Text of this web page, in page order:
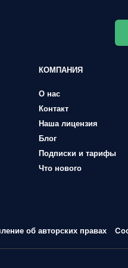
КОМПАНИЯ
О нас
Контакт
Наша лицензия
Блог
Подписки и тарифы
Что нового
об авторских правах